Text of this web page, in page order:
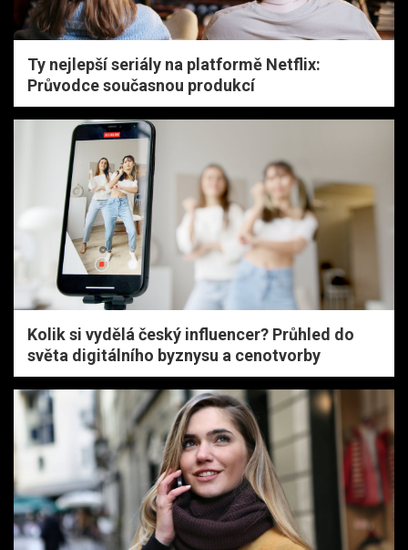
Ty nejlepší seriály na platformě Netflix:
Průvodce současnou produkcí
Kolik si vydělá český influencer? Průhled do
světa digitálního byznysu a cenotvorby